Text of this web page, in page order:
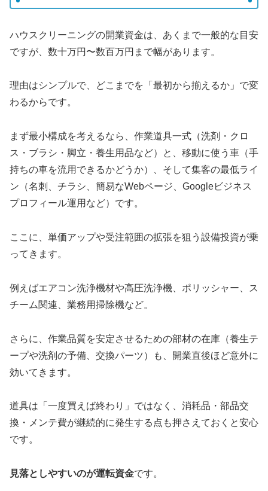
ハウスクリーニングの開業資金は、あくまで一般的な目安
ですが、数十万円〜数百万円まで幅があります。
理由はシンプルで、どこまでを「最初から揃えるか」で変
わるからです。
まず最小構成を考えるなら、作業道具一式（洗剤・クロ
ス・ブラシ・脚立・養生用品など）と、移動に使う車（手
持ちの車を流用できるかどうか）、そして集客の最低ライ
ン（名刺、チラシ、簡易なWebページ、Googleビジネス
プロフィール運用など）です。
ここに、単価アップや受注範囲の拡張を狙う設備投資が乗
ってきます。
例えばエアコン洗浄機材や高圧洗浄機、ポリッシャー、ス
チーム関連、業務用掃除機など。
さらに、作業品質を安定させるための部材の在庫（養生テ
ープや洗剤の予備、交換パーツ）も、開業直後ほど意外に
効いてきます。
道具は「一度買えば終わり」ではなく、消耗品・部品交
換・メンテ費が継続的に発生する点も押さえておくと安心
です。
見落としやすいのが運転資金です。